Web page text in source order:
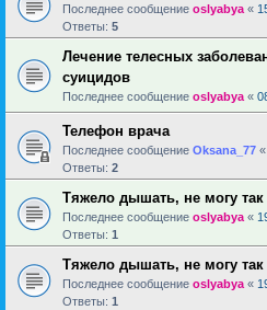
Последнее сообщение oslyabya «
Ответы: 5
Лечение телесных
суицидов
Последнее сообщение oslyabya «
Телефон врача
Последнее сообщение Oksana_77 «
Ответы: 2
Тяжело дышать, не могу
Последнее сообщение oslyabya «
Ответы: 1
Тяжело дышать, не могу
Последнее сообщение oslyabya «
Ответы: 1